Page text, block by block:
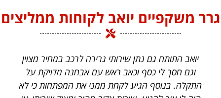
גרר משקפיים יואב לקוחות ממליצים
יואב התותח גם נתן שירותי גרירה לרכב במחיר מצוין
וגם חסך לי כסף וכאב ראש עם אבחנה מדויקת על
התקלה. בנוסף הגיע לקחת ממני את המפתחות כי לא